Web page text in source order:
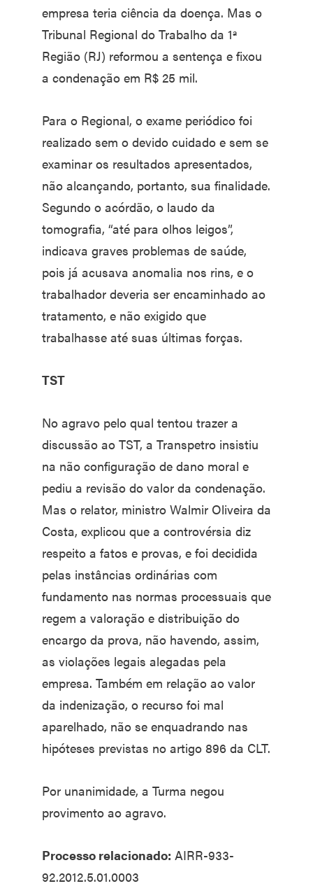
empresa teria ciência da doença. Mas o
Tribunal Regional do Trabalho da 1ª
Região (RJ) reformou a sentença e fixou
a condenação em R$ 25 mil.
Para o Regional, o exame periódico foi
realizado sem o devido cuidado e sem se
examinar os resultados apresentados,
não alcançando, portanto, sua finalidade.
Segundo o acórdão, o laudo da
tomografia, “até para olhos leigos”,
indicava graves problemas de saúde,
pois já acusava anomalia nos rins, e o
trabalhador deveria ser encaminhado ao
tratamento, e não exigido que
trabalhasse até suas últimas forças.
TST
No agravo pelo qual tentou trazer a
discussão ao TST, a Transpetro insistiu
na não configuração de dano moral e
pediu a revisão do valor da condenação.
Mas o relator, ministro Walmir Oliveira da
Costa, explicou que a controvérsia diz
respeito a fatos e provas, e foi decidida
pelas instâncias ordinárias com
fundamento nas normas processuais que
regem a valoração e distribuição do
encargo da prova, não havendo, assim,
as violações legais alegadas pela
empresa. Também em relação ao valor
da indenização, o recurso foi mal
aparelhado, não se enquadrando nas
hipóteses previstas no artigo 896 da CLT.
Por unanimidade, a Turma negou
provimento ao agravo.
Processo relacionado: AIRR-933-
92.2012.5.01.0003